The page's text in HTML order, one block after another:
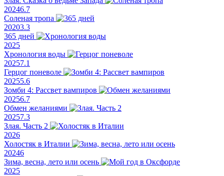
20246.7
Соленая тропа
20203.3
365 дней
2025
Хронология воды
20257.1
Герцог поневоле
20255.6
Зомби 4: Рассвет вампиров
20256.7
Обмен желаниями
20257.3
Злая. Часть 2
2026
Холостяк в Италии
20246
Зима, весна, лето или осень
2025